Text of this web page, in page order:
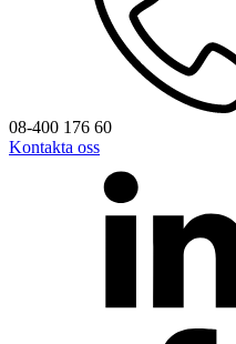
08-400 176 60
Kontakta oss